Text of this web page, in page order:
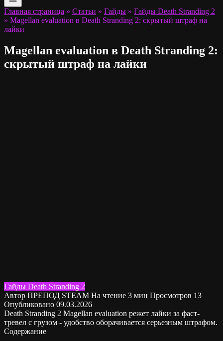
Главная страница » Статьи » Гайды » Гайды Death Stranding 2
» Magellan evaluation в Death Stranding 2: скрытый штраф на
лайки
Magellan evaluation в Death Stranding 2:
скрытый штраф на лайки
Гайды Death Stranding 2
Автор ПРЕПОД STEAM На чтение 3 мин Просмотров 13
Опубликовано 09.03.2026
Death Stranding 2 Magellan evaluation режет лайки за фаст-
тревел с грузом - удобство оборачивается серьезным штрафом.
Содержание